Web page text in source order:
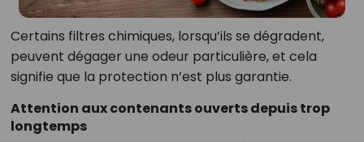
Certains filtres chimiques, lorsqu’ils se dégradent,
peuvent dégager une odeur particulière, et cela
signifie que la protection n’est plus garantie.
Attention aux contenants ouverts depuis trop
longtemps